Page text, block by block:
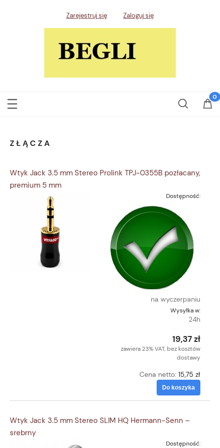
Zarejestruj się Zaloguj się
ZŁĄCZA
Wtyk Jack 3.5 mm Stereo Prolink TPJ-0355B pozłacany,
premium 5 mm
Dostępność:
na wyczerpaniu
Wysyłka w:
24h
19,37 zł
zawiera 23% VAT, bez kosztów
dostawy
Cena netto: 15,75 zł
Do koszyka
Wtyk Jack 3.5 mm Stereo SLIM HQ Hermann-Senn –
srebrny
Dostępność: